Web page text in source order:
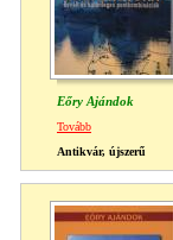
Eőry Ajándok
Tovább
Antikvár, újszerű